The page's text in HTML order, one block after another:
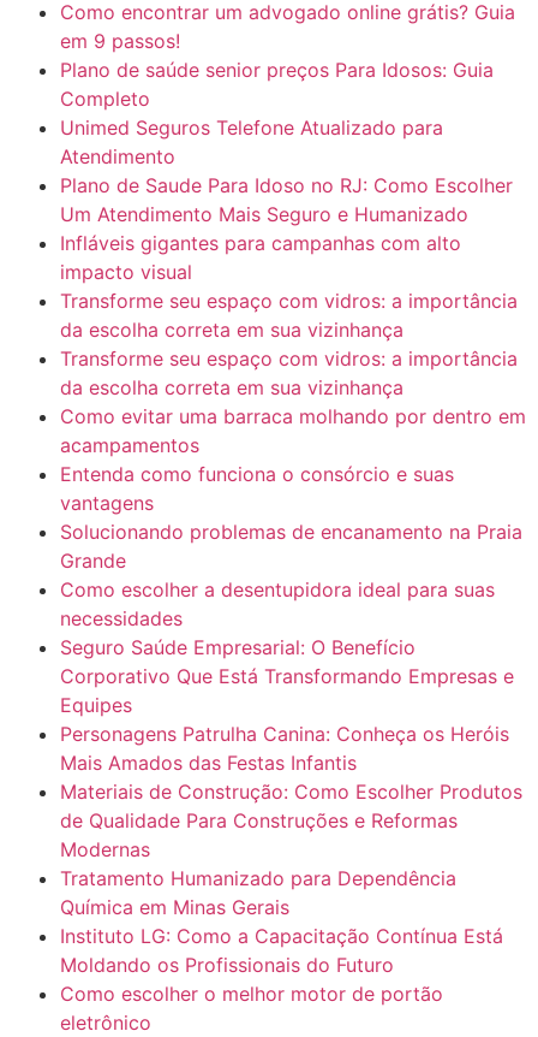
Como encontrar um advogado online grátis? Guia
em 9 passos!
Plano de saúde senior preços Para Idosos: Guia
Completo
Unimed Seguros Telefone Atualizado para
Atendimento
Plano de Saude Para Idoso no RJ: Como Escolher
Um Atendimento Mais Seguro e Humanizado
Infláveis gigantes para campanhas com alto
impacto visual
Transforme seu espaço com vidros: a importância
da escolha correta em sua vizinhança
Transforme seu espaço com vidros: a importância
da escolha correta em sua vizinhança
Como evitar uma barraca molhando por dentro em
acampamentos
Entenda como funciona o consórcio e suas
vantagens
Solucionando problemas de encanamento na Praia
Grande
Como escolher a desentupidora ideal para suas
necessidades
Seguro Saúde Empresarial: O Benefício
Corporativo Que Está Transformando Empresas e
Equipes
Personagens Patrulha Canina: Conheça os Heróis
Mais Amados das Festas Infantis
Materiais de Construção: Como Escolher Produtos
de Qualidade Para Construções e Reformas
Modernas
Tratamento Humanizado para Dependência
Química em Minas Gerais
Instituto LG: Como a Capacitação Contínua Está
Moldando os Profissionais do Futuro
Como escolher o melhor motor de portão
eletrônico